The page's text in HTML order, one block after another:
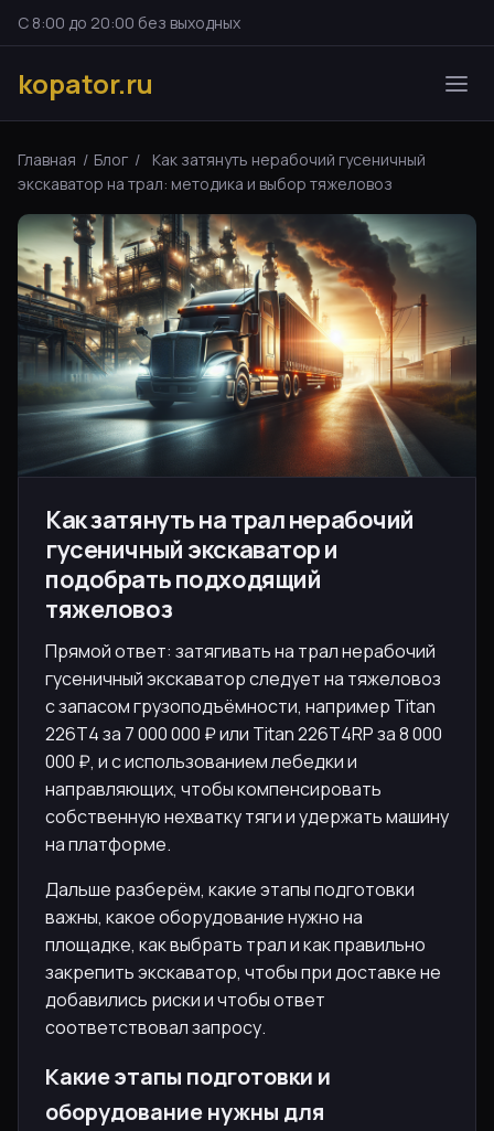
С 8:00 до 20:00 без выходных
kopator.ru
Главная / Блог /
Как затянуть нерабочий гусеничный
экскаватор на трал: методика и выбор тяжеловоз
Как затянуть на трал нерабочий
гусеничный экскаватор и
подобрать подходящий
тяжеловоз
Прямой ответ: затягивать на трал нерабочий
гусеничный экскаватор следует на тяжеловоз
с запасом грузоподъёмности, например Titan
226T4 за 7 000 000 ₽ или Titan 226T4RP за 8 000
000 ₽, и с использованием лебедки и
направляющих, чтобы компенсировать
собственную нехватку тяги и удержать машину
на платформе.
Дальше разберём, какие этапы подготовки
важны, какое оборудование нужно на
площадке, как выбрать трал и как правильно
закрепить экскаватор, чтобы при доставке не
добавились риски и чтобы ответ
соответствовал запросу.
Какие этапы подготовки и
оборудование нужны для